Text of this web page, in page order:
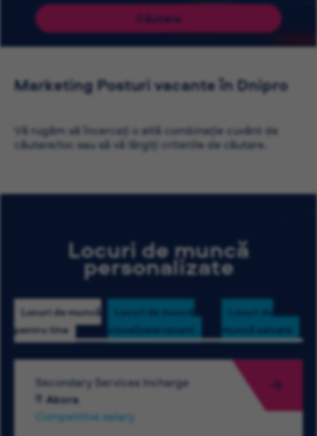
Căutare
Marketing Posturi vacante în Dnipro
Vă rugăm să încercați o altă combinație cuvânt de
căutare/loc sau să vă lărgiți criteriile de căutare.
Locuri de muncă
personalizate
Locuri de muncă
pentru tine
Locuri de muncă
vizualizate recent
Locuri de
muncă salvate
Secondary Services Incharge
Akora
Competitive salary